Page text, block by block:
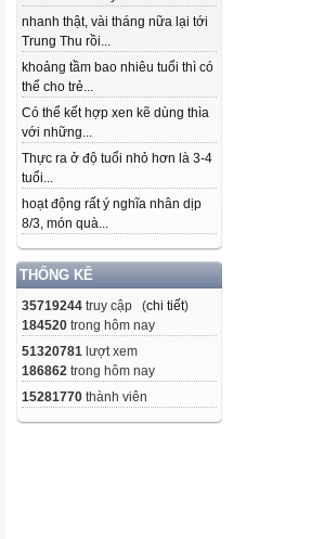
nhanh thật, vài tháng nữa lại tới
Trung Thu rồi...
khoảng tầm bao nhiêu tuổi thì có
thể cho trẻ...
Có thể kết hợp xen kẽ dùng thìa
với những...
Thực ra ở độ tuổi nhỏ hơn là 3-4
tuổi...
hoạt động rất ý nghĩa nhân dịp
8/3, món quà...
THỐNG KÊ
35719244 truy cập (chi tiết)
184520 trong hôm nay
51320781 lượt xem
186862 trong hôm nay
15281770 thành viên